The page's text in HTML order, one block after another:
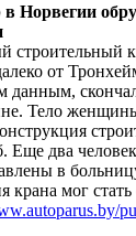
Норвегии
строительный
от
данным,
Тело
Еще два
в
мог стать